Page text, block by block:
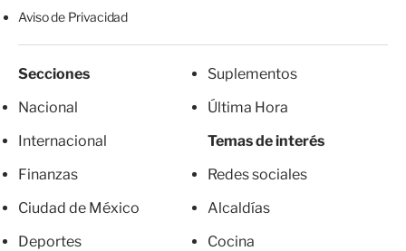
Aviso de Privacidad
Secciones
Nacional
Internacional
Finanzas
Ciudad de México
Deportes
Suplementos
Última Hora
Temas de interés
Redes sociales
Alcaldías
Cocina